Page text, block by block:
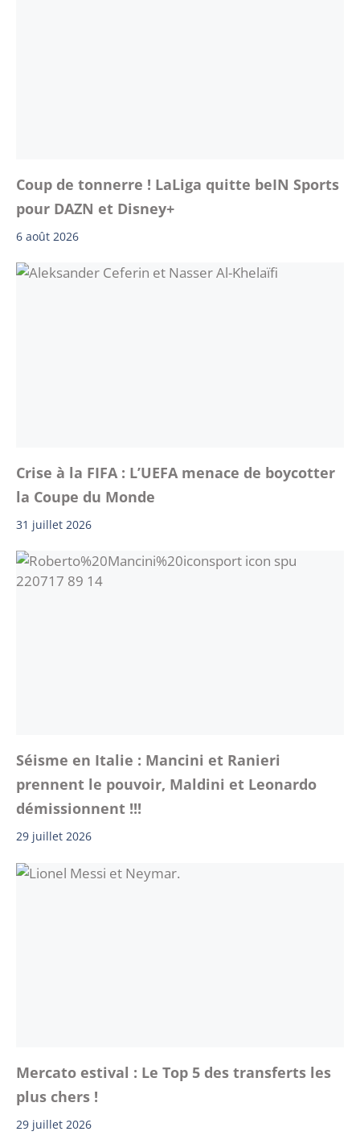
Coup de tonnerre ! LaLiga quitte beIN Sports
pour DAZN et Disney+
6 août 2026
Crise à la FIFA : L’UEFA menace de boycotter
la Coupe du Monde
31 juillet 2026
Séisme en Italie : Mancini et Ranieri
prennent le pouvoir, Maldini et Leonardo
démissionnent !!!
29 juillet 2026
Mercato estival : Le Top 5 des transferts les
plus chers !
29 juillet 2026